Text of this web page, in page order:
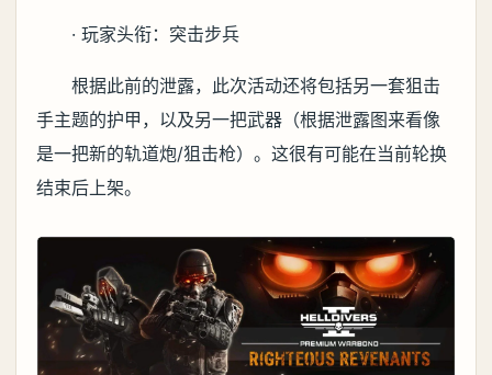
· 玩家头衔：突击步兵
根据此前的泄露，此次活动还将包括另一套狙击
手主题的护甲，以及另一把武器（根据泄露图来看像
是一把新的轨道炮/狙击枪）。这很有可能在当前轮换
结束后上架。